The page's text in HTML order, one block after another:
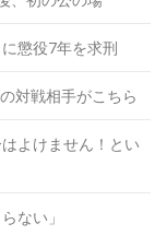
懲役7年を求刑
対戦相手がこちら
よけません！とい
ない」